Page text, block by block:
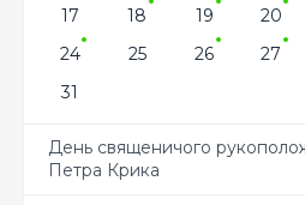
17
18 19 20
24
25 26 27
31
День священичого
Петра Крика